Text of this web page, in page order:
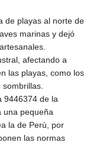
de playas al norte de
marinas y dejó
afectando a
las playas, como los
9446374 de la
una pequeña
la de Perú, por
las normas